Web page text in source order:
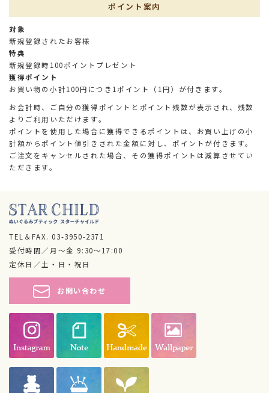
ポイント案内
対象
新規登録されたお客様
特典
新規登録時100ポイントプレゼント
獲得ポイント
お買い物の小計100円につき1ポイント（1円）が付きます。
お会計時、ご自分の獲得ポイントとポイント残数が表示され、残数
よりご利用いただけます。
ポイントを使用した場合に獲得できるポイントは、お買い上げの小
計額からポイント値引きされた金額に対し、ポイントが付きます。
ご注文をキャンセルされた場合、その獲得ポイントは減算させてい
ただきます。
TEL＆FAX. 03-3950-2371
受付時間／月～金 9:30～17:00
定休日／土・日・祝日
お問い合わせ